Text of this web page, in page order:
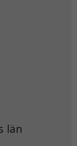
län